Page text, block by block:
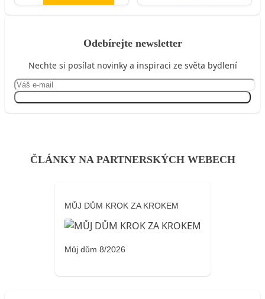
Odebírejte newsletter
Nechte si posílat novinky a inspiraci ze světa bydlení
ČLÁNKY NA PARTNERSKÝCH WEBECH
MŮJ DŮM KROK ZA KROKEM
Můj dům 8/2026